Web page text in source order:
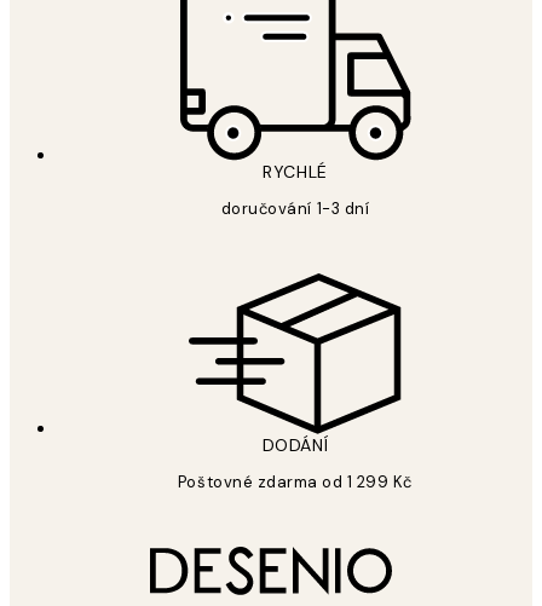
RYCHLÉ
doručování 1-3 dní
DODÁNÍ
Poštovné zdarma od 1 299 Kč